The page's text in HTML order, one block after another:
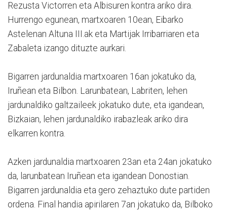
Rezusta Victorren eta Albisuren kontra ariko dira.
Hurrengo egunean, martxoaren 10ean, Eibarko
Astelenan Altuna III.ak eta Martijak Irribarriaren eta
Zabaleta izango dituzte aurkari.
Bigarren jardunaldia martxoaren 16an jokatuko da,
Iruñean eta Bilbon. Larunbatean, Labriten, lehen
jardunaldiko galtzaileek jokatuko dute, eta igandean,
Bizkaian, lehen jardunaldiko irabazleak ariko dira
elkarren kontra.
Azken jardunaldia martxoaren 23an eta 24an jokatuko
da, larunbatean Iruñean eta igandean Donostian.
Bigarren jardunaldia eta gero zehaztuko dute partiden
ordena. Final handia apirilaren 7an jokatuko da, Bilboko